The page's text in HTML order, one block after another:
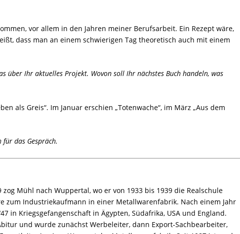
vor allem in den Jahren meiner Berufsarbeit. Ein Rezept wäre,
dass man an einem schwierigen Tag theoretisch auch mit einem
über Ihr aktuelles Projekt. Wovon soll Ihr nächstes Buch handeln, was
als Greis“. Im Januar erschien „Totenwache“, im März „Aus dem
das Gespräch.
Mühl nach Wuppertal, wo er von 1933 bis 1939 die Realschule
zum Industriekaufmann in einer Metallwarenfabrik. Nach einem Jahr
in Kriegsgefangenschaft in Ägypten, Südafrika, USA und England.
und wurde zunächst Werbeleiter, dann Export-Sachbearbeiter,